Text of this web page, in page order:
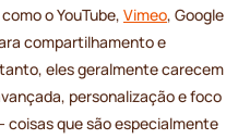
o YouTube, Vimeo, Google
compartilhamento e
eles geralmente carecem
personalização e foco
coisas que são especialmente